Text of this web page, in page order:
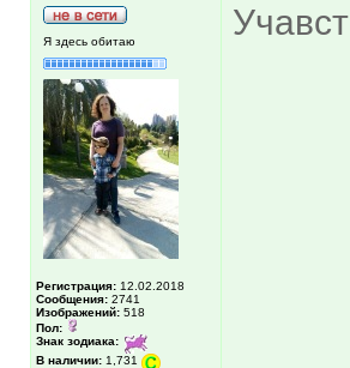
Я здесь обитаю
Регистрация: 12.02.2018
Сообщения: 2741
Изображений: 518
Пол:
Знак зодиака:
В наличии: 1,731